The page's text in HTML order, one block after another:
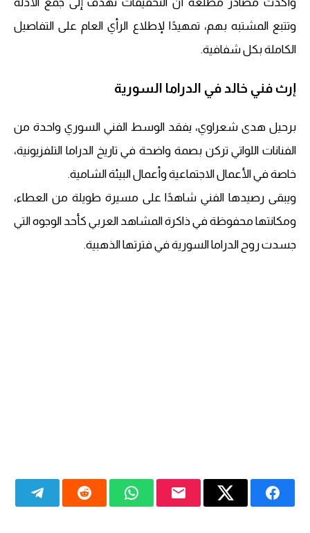
وتتبع المشتبه بهم، تمهيدًا لإطلاع الرأي العام على التفاصيل
الكاملة بكل شفافية.
إرث فني خالد في الدراما السورية
برحيل هدى شعراوي، يفقد الوسط الفني السوري واحدة من
الفنانات اللواتي تركن بصمة واضحة في تاريخ الدراما التلفزيونية،
خاصة في الأعمال الاجتماعية وأعمال البيئة الشامية.
ويبقى رصيدها الفني شاهدًا على مسيرة طويلة من العطاء،
ومكانتها محفوظة في ذاكرة المشاهد العربي كأحد الوجوه التي
جسدت روح الدراما السورية في فترتها الذهبية.